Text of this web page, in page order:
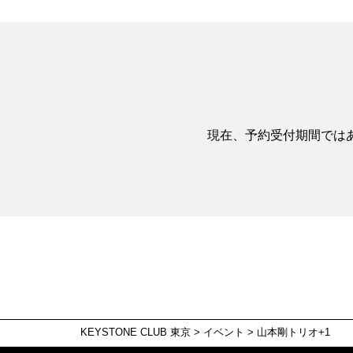
現在、予約受付期間では
KEYSTONE CLUB 東京 > イベント > 山本剛トリオ+1